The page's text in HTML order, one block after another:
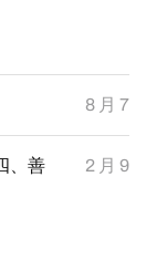
8 月 7
、善
2 月 9